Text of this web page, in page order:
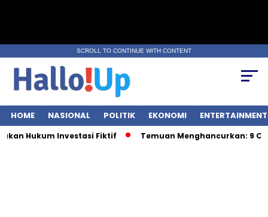
SCROLL TO CONTINUE WITH CONTENT
HOME NASIONAL POLITIK EKONOMI ENTERTAINMENT
Hukum Investasi Fiktif Temuan Menghancurkan: 9 OBA